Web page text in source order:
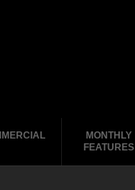
MONTHLY
FEATURES